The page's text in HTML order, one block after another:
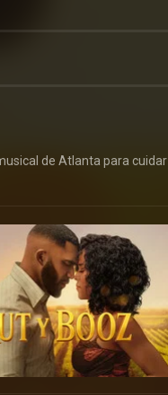
de Atlanta para cuidar